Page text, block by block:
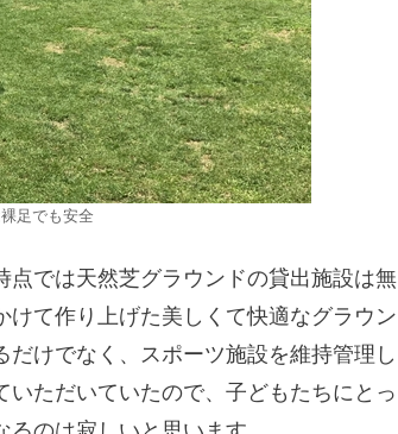
足でも安全
では天然芝グラウンドの貸出施設は無
て作り上げた美しくて快適なグラウン
だけでなく、スポーツ施設を維持管理し
ただいていたので、子どもたちにとっ